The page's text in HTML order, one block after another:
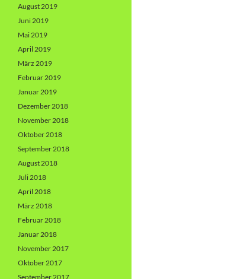
August 2019
Juni 2019
Mai 2019
April 2019
März 2019
Februar 2019
Januar 2019
Dezember 2018
November 2018
Oktober 2018
September 2018
August 2018
Juli 2018
April 2018
März 2018
Februar 2018
Januar 2018
November 2017
Oktober 2017
September 2017